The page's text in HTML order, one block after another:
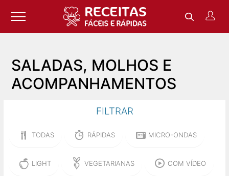
SALADAS, MOLHOS E
ACOMPANHAMENTOS
FILTRAR
TODAS RÁPIDAS MICRO-ONDAS
LIGHT VEGETARIANAS COM VÍDEO